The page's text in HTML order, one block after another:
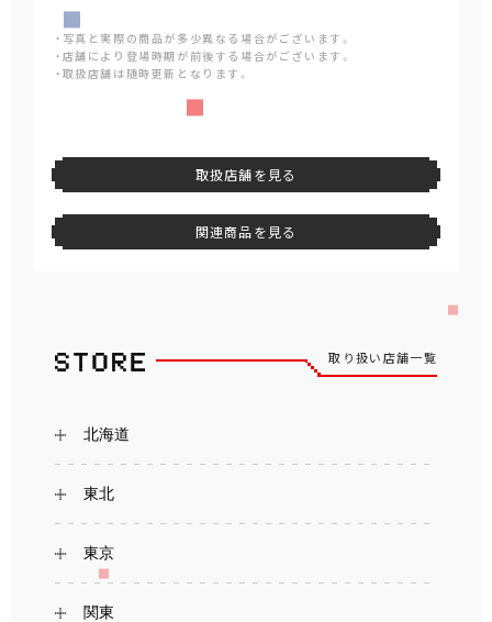
・写真と実際の商品が多少異なる場合がございます。
・店舗により登場時期が前後する場合がございます。
・取扱店舗は随時更新となります。
取扱店舗を見る
関連商品を見る
取り扱い店舗一覧
北海道
東北
東京
関東